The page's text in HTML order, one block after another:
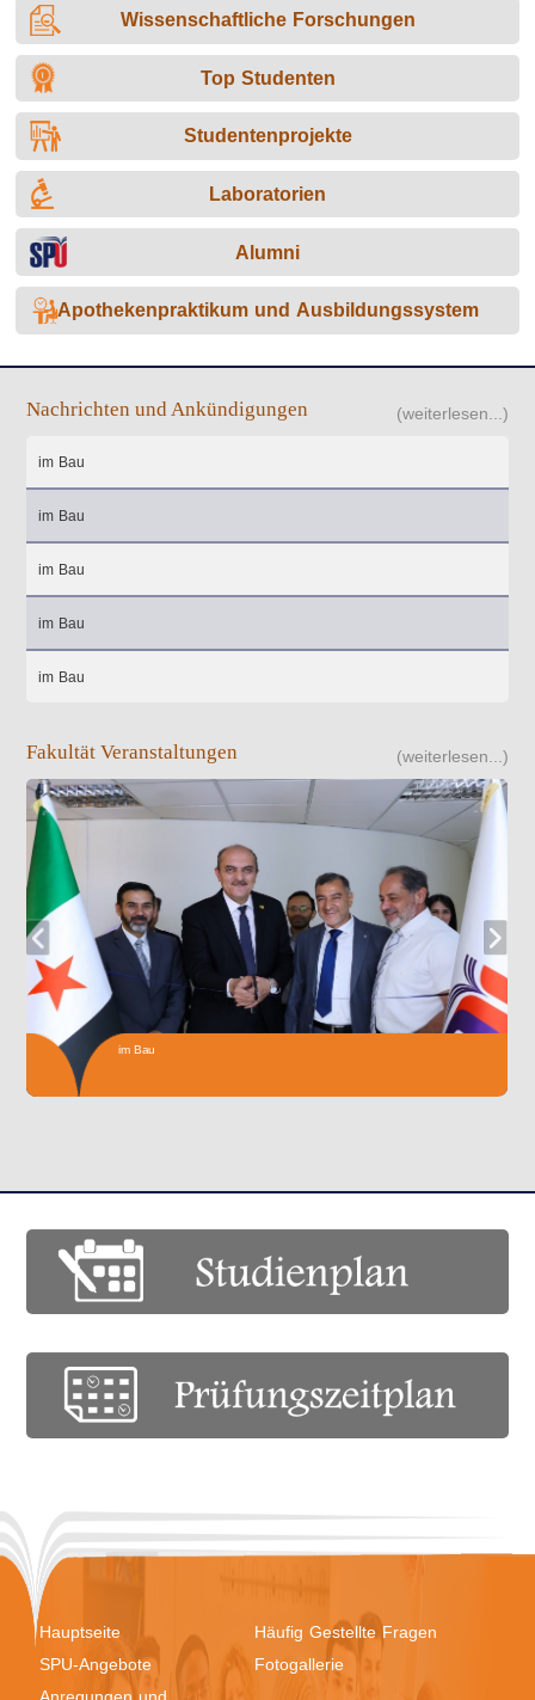
Wissenschaftliche Forschungen
Top Studenten
Studentenprojekte
Laboratorien
Alumni
Apothekenpraktikum und Ausbildungssystem
Nachrichten und Ankündigungen (weiterlesen...)
im Bau
im Bau
im Bau
im Bau
im Bau
Fakultät Veranstaltungen (weiterlesen...)
Hauptseite
Häufig Gestellte Fragen
SPU-Angebote
Fotogallerie